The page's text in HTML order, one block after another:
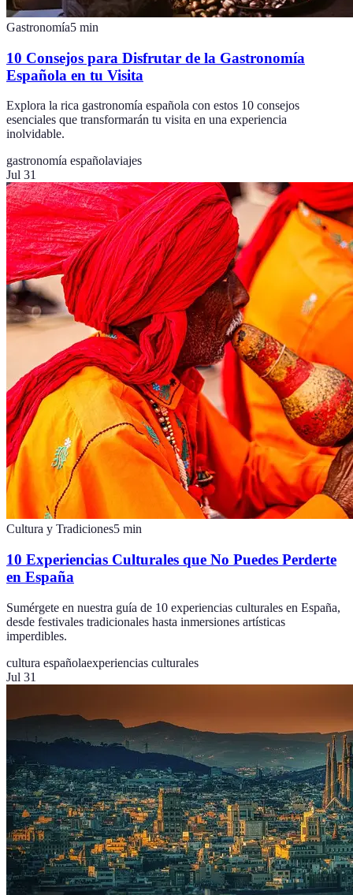
Gastronomía5 min
10 Consejos para Disfrutar de la Gastronomía
Española en tu Visita
Explora la rica gastronomía española con estos 10 consejos
esenciales que transformarán tu visita en una experiencia
inolvidable.
gastronomía españolaviajes
Jul 31
Cultura y Tradiciones5 min
10 Experiencias Culturales que No Puedes Perderte
en España
Sumérgete en nuestra guía de 10 experiencias culturales en España,
desde festivales tradicionales hasta inmersiones artísticas
imperdibles.
cultura españolaexperiencias culturales
Jul 31